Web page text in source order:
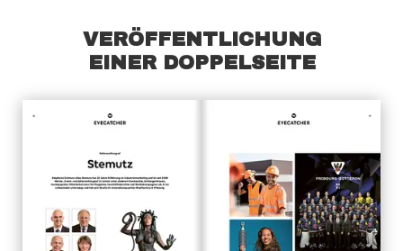
VERÖFFENTLICHUNG
EINER DOPPELSEITE